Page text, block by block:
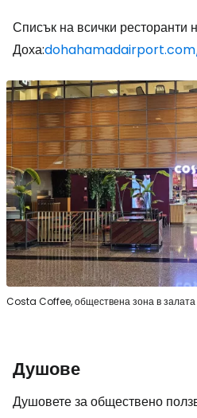
Списък на всички ресторанти
Доха:
Costa Coffee, обществена зона в залата
Душове
Душовете за обществено